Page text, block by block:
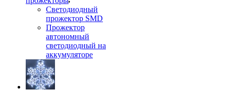
Светодиодный
прожектор SMD
Прожектор
автономный
светодиодный на
аккумуляторе